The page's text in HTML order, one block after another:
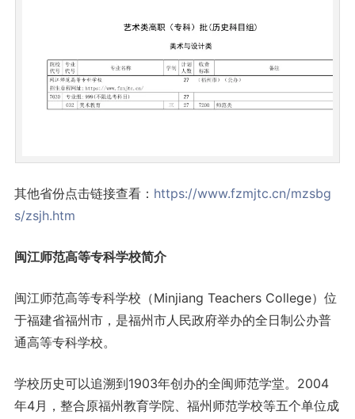
其他省份点击链接查看： https://www.fzmjtc.cn/mzsbg
s/zsjh.htm
闽江师范高等专科学校简介
闽江师范高等专科学校（Minjiang Teachers College）位
于福建省福州市，是福州市人民政府举办的全日制公办普
通高等专科学校。
学校历史可以追溯到1903年创办的全闽师范学堂。2004
年4月，整合原福州教育学院、福州师范学校等五个单位成